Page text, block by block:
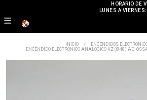
INICIO
ENCENDIDOS
ENCENDIDO ELECTRONICO ANALOGICO KZ (Ø 48) AD.
HORARIO DE
LUNES A